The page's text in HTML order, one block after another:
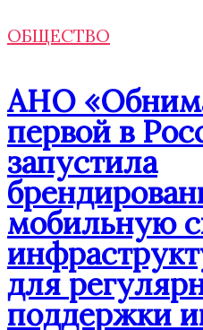
ОБЩЕСТВО
АНО
первой в
запустила
мобильную
для
поддержки